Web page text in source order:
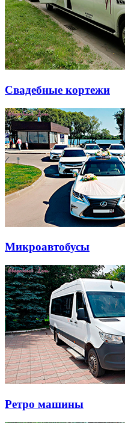
Свадебные кортежи
Микроавтобусы
Ретро машины